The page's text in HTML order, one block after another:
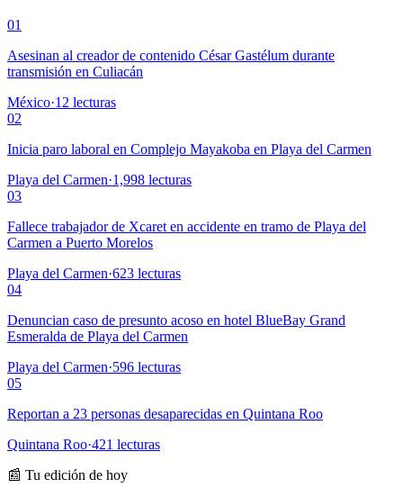
01
Asesinan al creador de contenido César Gastélum durante
transmisión en Culiacán
México·12 lecturas
02
Inicia paro laboral en Complejo Mayakoba en Playa del Carmen
Playa del Carmen·1,998 lecturas
03
Fallece trabajador de Xcaret en accidente en tramo de Playa del
Carmen a Puerto Morelos
Playa del Carmen·623 lecturas
04
Denuncian caso de presunto acoso en hotel BlueBay Grand
Esmeralda de Playa del Carmen
Playa del Carmen·596 lecturas
05
Reportan a 23 personas desaparecidas en Quintana Roo
Quintana Roo·421 lecturas
📰 Tu edición de hoy